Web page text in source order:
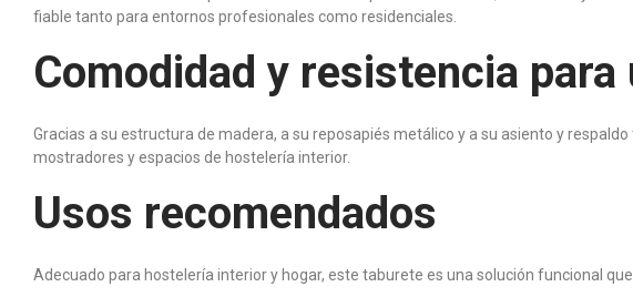
fiable tanto para entornos profesionales como residenciales.
Comodidad y resistencia para
Gracias a su estructura de madera, a su reposapiés metálico y a su asiento y
mostradores y espacios de hostelería interior.
Usos recomendados
Adecuado para hostelería interior y hogar, este taburete es una solución funcional